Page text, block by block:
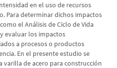
en el uso de recursos
Para determinar dichos impactos
el Análisis de Ciclo de Vida
evaluar los impactos
a procesos o productos
En el presente estudio se
de acero para construcción